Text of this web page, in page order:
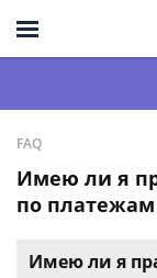
FAQ
Имею ли я
по платежам
Имею ли я